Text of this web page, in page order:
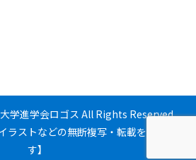
学進学会ロゴス All Rights Reserved.
ラストなどの無断複写・転載を禁じま
す】